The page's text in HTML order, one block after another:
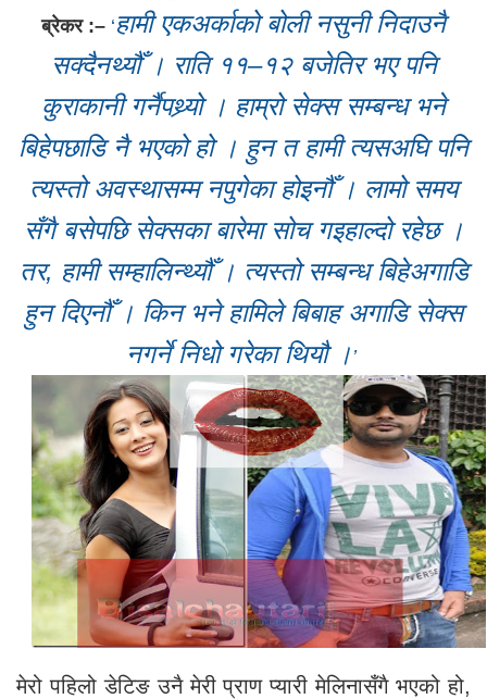
ब्रेकर :– ‘हामी एकअर्काको बोली नसुनी निदाउनै
सक्दैनथ्यौँ । राति ११–१२ बजेतिर भए पनि
कुराकानी गर्नैपथ्र्यो । हाम्रो सेक्स सम्बन्ध भने
बिहेपछाडि नै भएको हो । हुन त हामी त्यसअघि पनि
त्यस्तो अवस्थासम्म नपुगेका होइनौँ । लामो समय
सँगै बसेपछि सेक्सका बारेमा सोच गइहाल्दो रहेछ ।
तर, हामी सम्हालिन्थ्यौँ । त्यस्तो सम्बन्ध बिहेअगाडि
हुन दिएनौँ । किन भने हामिले बिबाह अगाडि सेक्स
नगर्ने निधो गरेका थियौ । ’
मेरो पहिलो डेटिङ उनै मेरी प्राण प्यारी मेलिनासँगै भएको हो,